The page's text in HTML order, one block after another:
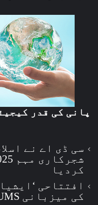
پانی کی قدر
سی ڈی اے نے
کردیا
افتتاحی
کی میزبانی LUMS میں ہوئی۔